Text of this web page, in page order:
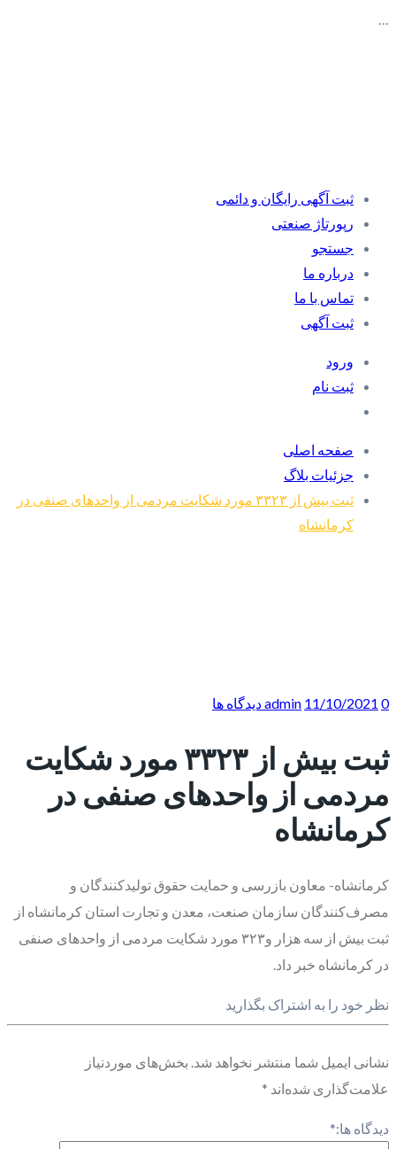
…
ثبت آگهی رایگان و دائمی
رپورتاژ صنعتی
جستجو
درباره ما
تماس با ما
ثبت آگهی
ورود
ثبت نام
صفحه اصلی
جزئیات بلاگ
ثبت بیش از ۳۳۲۳ مورد شکایت مردمی از واحدهای صنفی در
کرمانشاه
admin 11/10/2021 0 دیدگاه ها
ثبت بیش از ۳۳۲۳ مورد شکایت
مردمی از واحدهای صنفی در
کرمانشاه
کرمانشاه- معاون بازرسی و حمایت حقوق تولیدکنندگان و
مصرف‌کنندگان سازمان صنعت، معدن و تجارت استان کرمانشاه از
ثبت بیش از سه هزار و۳۲۳ مورد شکایت مردمی از واحدهای صنفی
در کرمانشاه خبر داد.
نظر خود را به اشتراک بگذارید
نشانی ایمیل شما منتشر نخواهد شد. بخش‌های موردنیاز
علامت‌گذاری شده‌اند *
دیدگاه ها:*